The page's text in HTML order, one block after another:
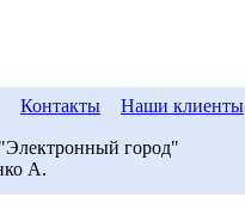
Контакты Наши клиенты
город"
А.